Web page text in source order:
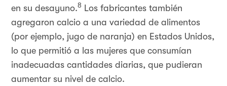
en su desayuno.8 Los fabricantes también
agregaron calcio a una variedad de alimentos
(por ejemplo, jugo de naranja) en Estados Unidos,
lo que permitió a las mujeres que consumían
inadecuadas cantidades diarias, que pudieran
aumentar su nivel de calcio.